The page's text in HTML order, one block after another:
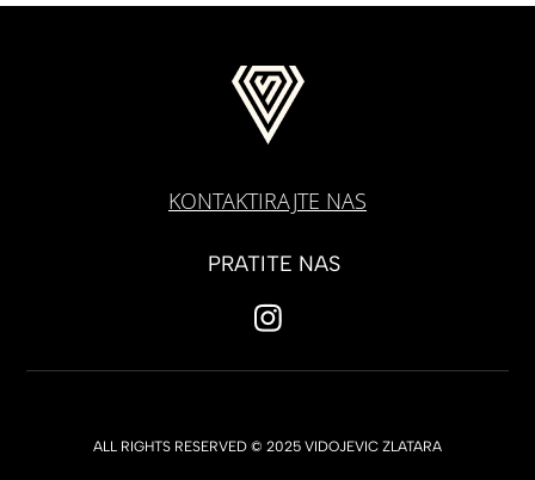
KONTAKTIRAJTE NAS
PRATITE NAS
ALL RIGHTS RESERVED © 2025 VIDOJEVIC ZLATARA